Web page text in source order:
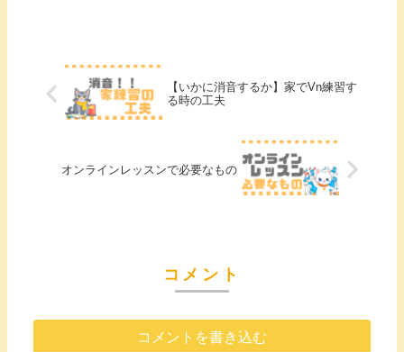
【いかに消音するか】家でVn練習す
る時の工夫
オンラインレッスンで必要なもの
コメント
コメントを書き込む